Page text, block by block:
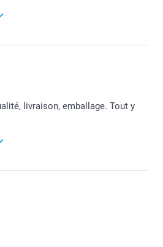
nous touche beaucoup
est notre plus belle réussite.
et restons à votre entière
livraison, emballage. Tout y
chaleureusement pour votre
Benjamin. Votre satisfaction
récompense.
reste à votre entière